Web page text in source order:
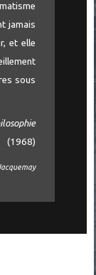
jamais
et elle
sous
(1968)